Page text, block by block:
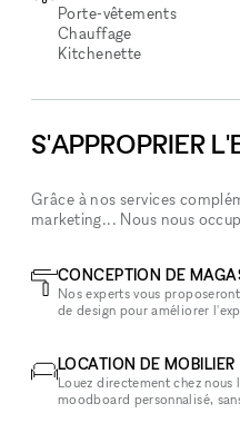
Porte-vêtements
Chauffage
Kitchenette
S'APPROPRIER
Grâce à nos services
marketing... Nous nous
CONCEPTION DE
Nos experts vous
de design pour améliorer
LOCATION DE MOBILIER
Louez directement chez
moodboard personnalisé,